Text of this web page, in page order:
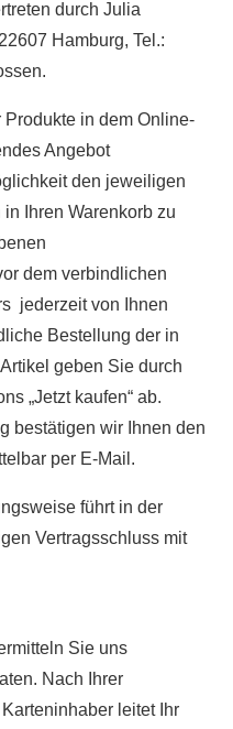
durch Julia
Hamburg, Tel.:
in dem Online-
Angebot
den jeweiligen
Ihren Warenkorb zu
dem verbindlichen
jederzeit von Ihnen
Bestellung der in
geben Sie durch
„Jetzt kaufen“ ab.
bestätigen wir Ihnen den
per E-Mail.
führt in der
Vertragsschluss mit
Sie uns
Nach Ihrer
leitet Ihr